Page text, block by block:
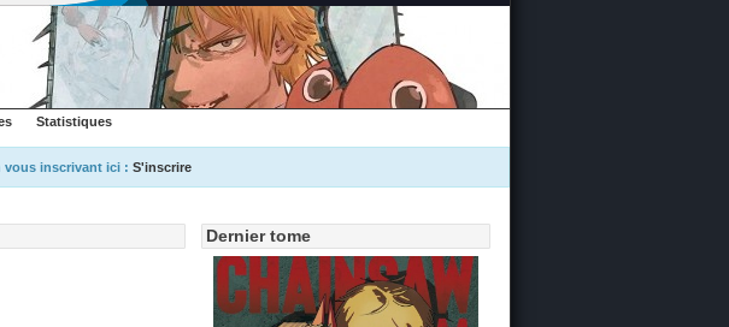
Statistiques
vous inscrivant ici : S'inscrire
Dernier tome